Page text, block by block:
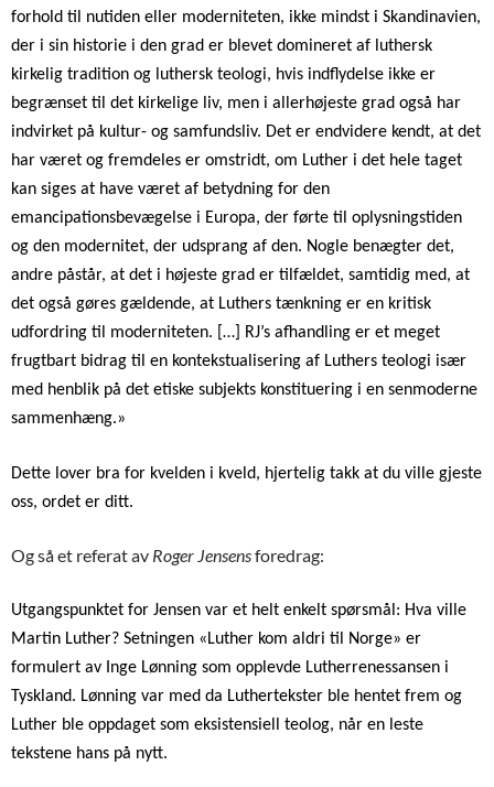
forhold til nutiden eller moderniteten, ikke mindst i Skandinavien,
der i sin historie i den grad er blevet domineret af luthersk
kirkelig tradition og luthersk teologi, hvis indflydelse ikke er
begrænset til det kirkelige liv, men i allerhøjeste grad også har
indvirket på kultur- og samfundsliv. Det er endvidere kendt, at det
har været og fremdeles er omstridt, om Luther i det hele taget
kan siges at have været af betydning for den
emancipationsbevægelse i Europa, der førte til oplysningstiden
og den modernitet, der udsprang af den. Nogle benægter det,
andre påstår, at det i højeste grad er tilfældet, samtidig med, at
det også gøres gældende, at Luthers tænkning er en kritisk
udfordring til moderniteten. […] RJ’s afhandling er et meget
frugtbart bidrag til en kontekstualisering af Luthers teologi især
med henblik på det etiske subjekts konstituering i en senmoderne
sammenhæng.»
Dette lover bra for kvelden i kveld, hjertelig takk at du ville gjeste
oss, ordet er ditt.
Og så et referat av Roger Jensensforedrag:
Utgangspunktet for Jensen var et helt enkelt spørsmål: Hva ville
Martin Luther? Setningen «Luther kom aldri til Norge» er
formulert av Inge Lønning som opplevde Lutherrenessansen i
Tyskland. Lønning var med da Luthertekster ble hentet frem og
Luther ble oppdaget som eksistensiell teolog, når en leste
tekstene hans på nytt.